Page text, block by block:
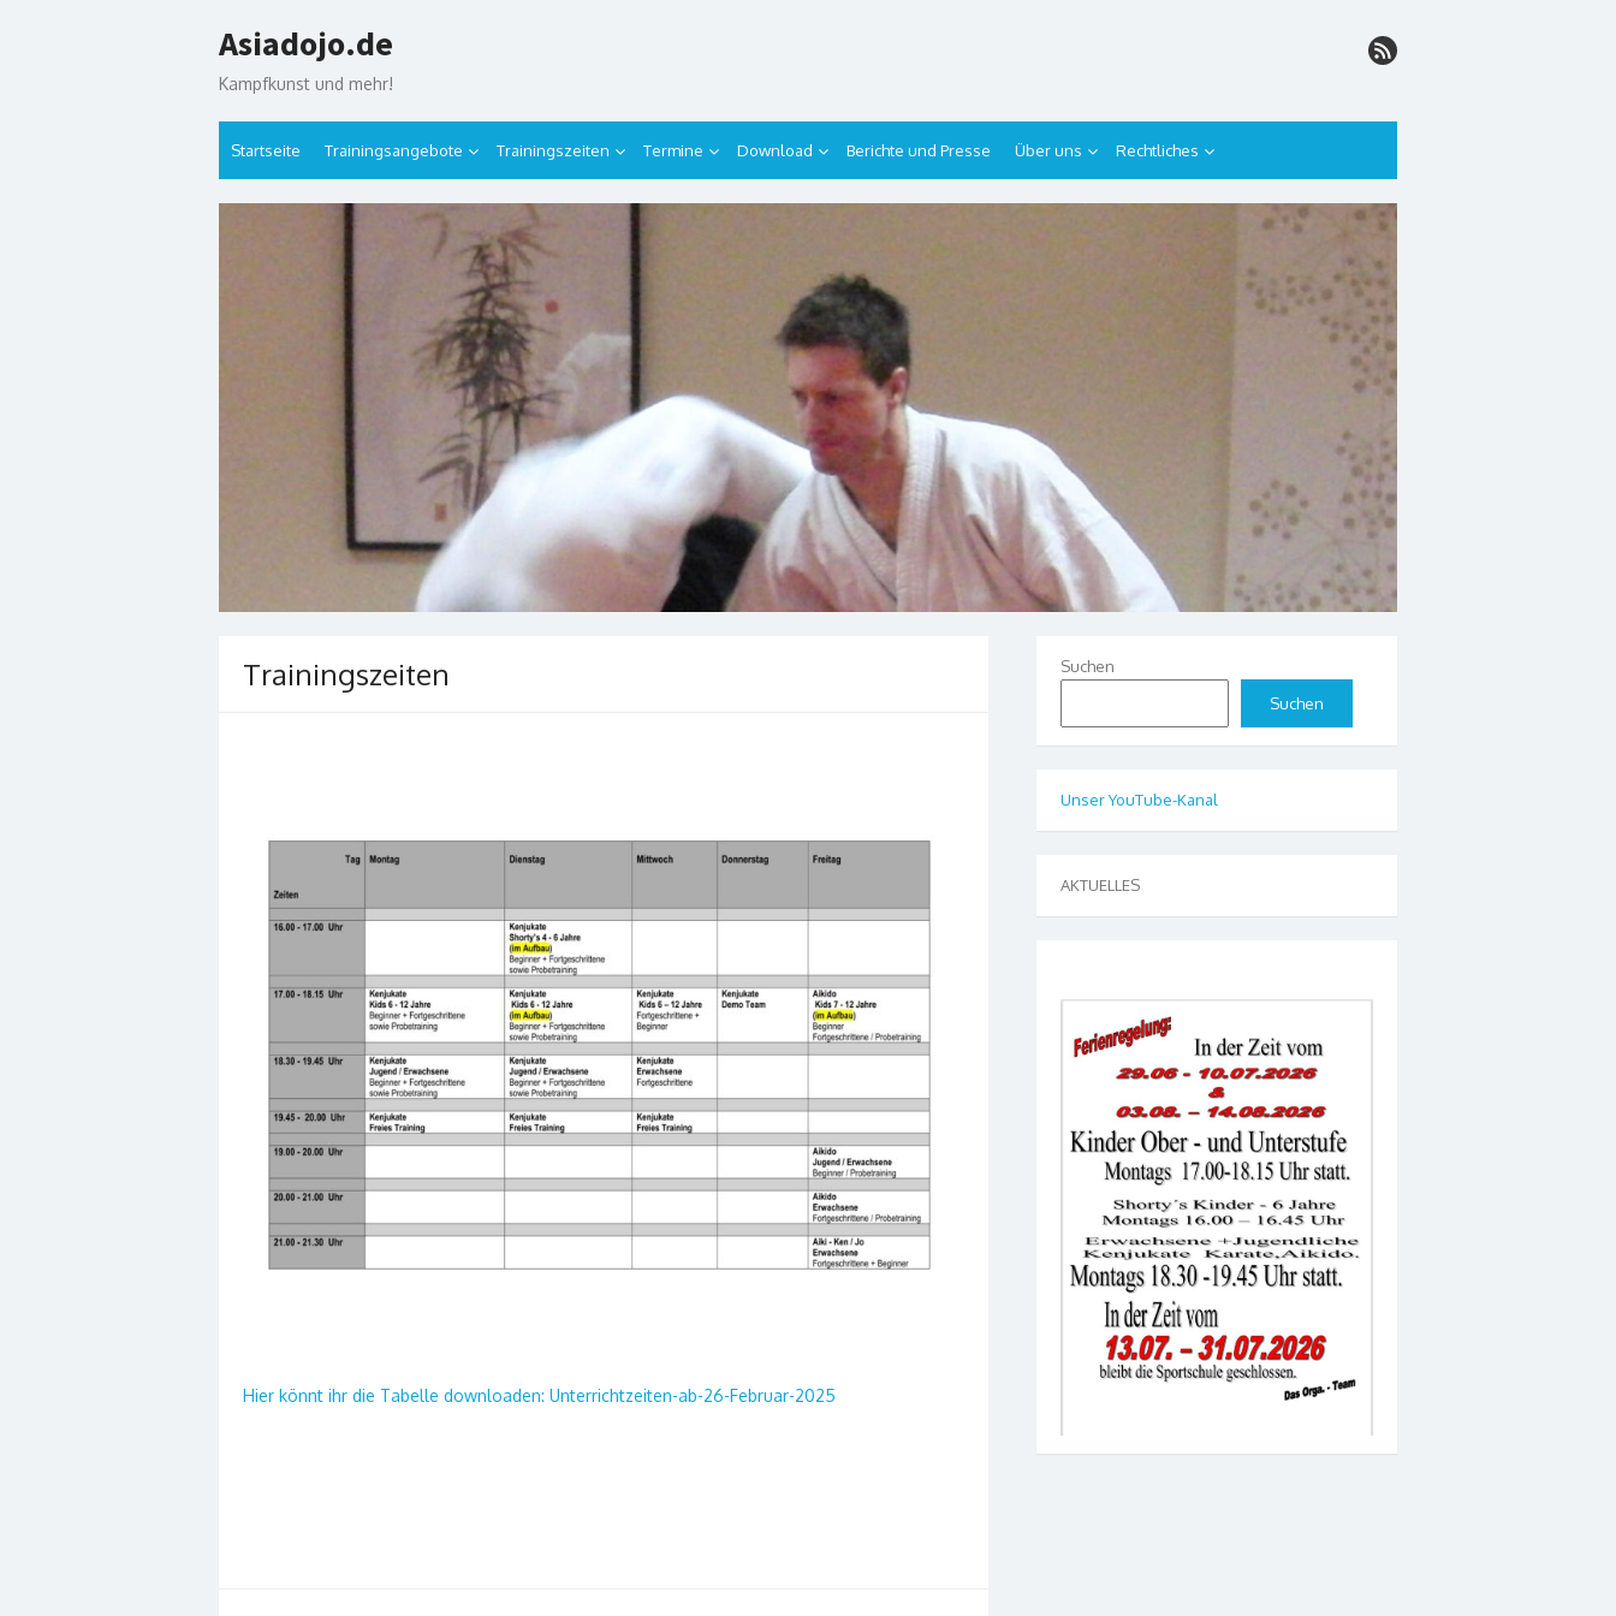
to
Asiadojo.de
Kampfkunst und mehr!
Startseite Trainingsangebote Trainingszeiten Termine Download Berichte und Presse Über uns Rechtliches
Trainingszeiten
Hier könnt ihr die Tabelle downloaden: Unterrichtzeiten-ab-26-Februar-2025
Suchen
Suchen
Unser YouTube-Kanal
AKTUELLES